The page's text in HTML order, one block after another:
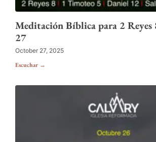
Meditación Bíblica para 2 Reyes
27
October 27, 2025
Escuchar →